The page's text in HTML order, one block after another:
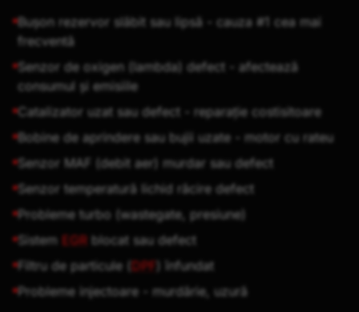
Bușon rezervor slăbit sau lipsă - cauza #1 cea mai
frecventă
Senzor de oxigen (lambda) defect - afectează
consumul și emisiile
Catalizator uzat sau defect - reparație costisitoare
Bobine de aprindere sau bujii uzate - motor cu rateu
Senzor MAF (debit aer) murdar sau defect
Senzor temperatură lichid răcire defect
Probleme turbo (wastegate, presiune)
Sistem EGR blocat sau defect
Filtru de particule (
DPF ) înfundat
Probleme injectoare - murdărie, uzură